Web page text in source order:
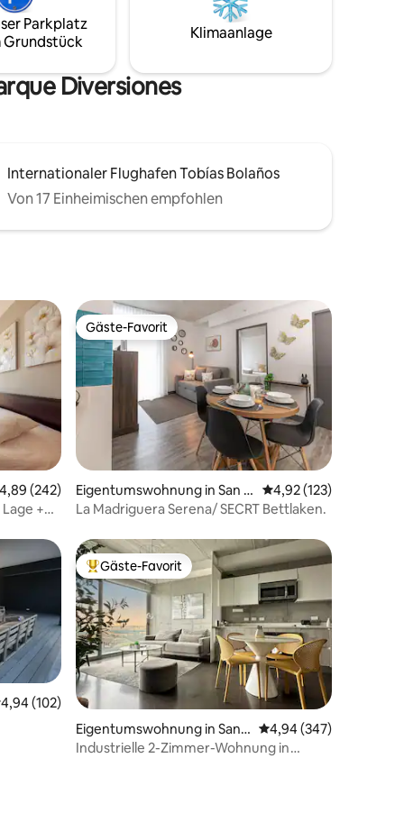
Uhr, einen Swimmingpool, einen
Arbeitsbereich, eine Grillterrasse, einen
Spielplatz und einen Fitnessraum. In der
Cafeterias, Bars und Supermärkte.
Parkplatz
Grundstück
Klimaanlage
Diversiones
Internationaler Flughafen Tobías Bolaños
Von 17 Einheimischen empfohlen
Bewertung: 4,89 von 5, 242 Bewertungen
4,89 (242)
+
Gäste-Favorit
Gäste-Favorit
Eigentumswohnung in San J
osé
Durchschnittliche
4,92 (123)
La Madriguera Serena/ SECRT Bettlaken.
Bewertungen
Bewertung: 4,94 von 5, 102 Bewertungen
4,94 (102)
Beliebter Gäste-Favorit.
Gäste-Favorit
Eigentumswohnung in San J
osé
Durchschnittliche
4,94 (347)
Industrielle 2-Zimmer-Wohnung in